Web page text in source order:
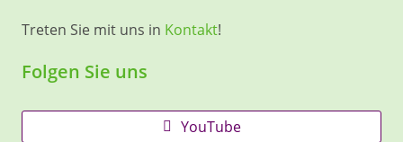
Treten Sie mit uns in Kontakt!
Folgen Sie uns
YouTube